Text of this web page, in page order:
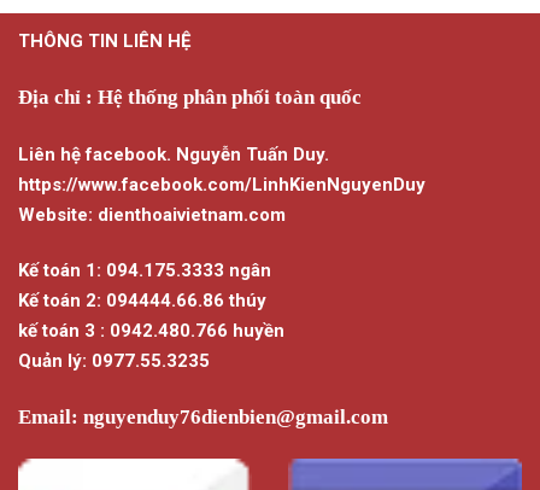
THÔNG TIN LIÊN HỆ
Địa chỉ : Hệ thống phân phối toàn quốc
Liên hệ facebook. Nguyễn Tuấn Duy.
https://www.facebook.com/LinhKienNguyenDuy
Website: dienthoaivietnam.com
Kế toán 1: 094.175.3333 ngân
Kế toán 2: 094444.66.86 thúy
kế toán 3 : 0942.480.766 huyền
Quản lý: 0977.55.3235
Email: nguyenduy76dienbien@gmail.com